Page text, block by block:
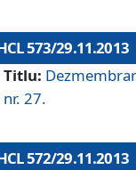
573/29.11.2013
Titlu:
nr. 27.
572/29.11.2013